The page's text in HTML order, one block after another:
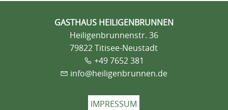
GASTHAUS HEILIGENBRUNNEN
Heiligenbrunnenstr. 36
79822 Titisee-Neustadt
+49 7652 381
info@heiligenbrunnen.de
IMPRESSUM